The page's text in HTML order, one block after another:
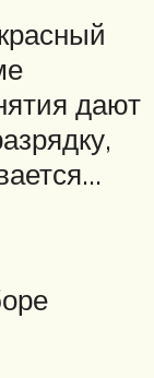
дают